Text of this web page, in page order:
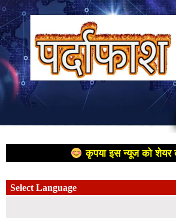
कृपया इस न्यूज को शेयर